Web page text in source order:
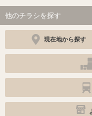
他のチラシを探す
現在地から探す